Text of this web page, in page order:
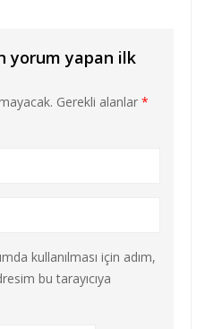
yorum yapan ilk
Gerekli alanlar *
kullanılması için adım,
bu tarayıcıya